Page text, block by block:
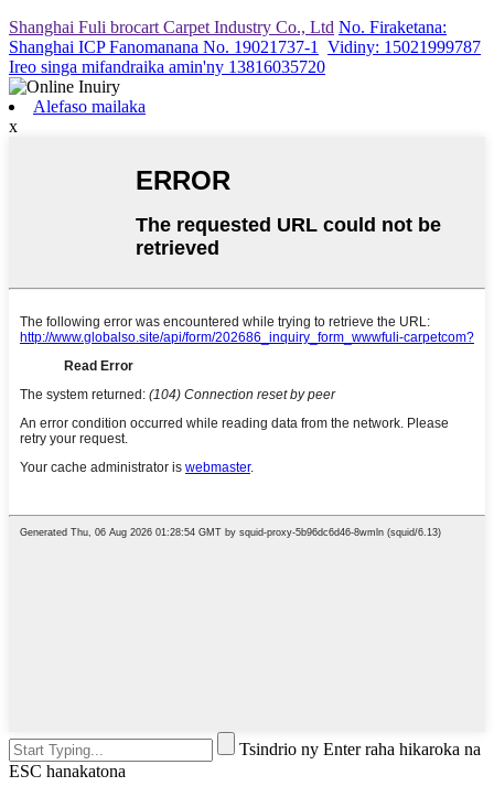
Shanghai Fuli brocart Carpet Industry Co., Ltd No. Firaketana:
Shanghai ICP Fanomanana No. 19021737-1
Vidiny: 15021999787
Ireo singa mifandraika amin'ny 13816035720
Alefaso mailaka
x
Tsindrio ny Enter raha hikaroka na
ESC hanakatona